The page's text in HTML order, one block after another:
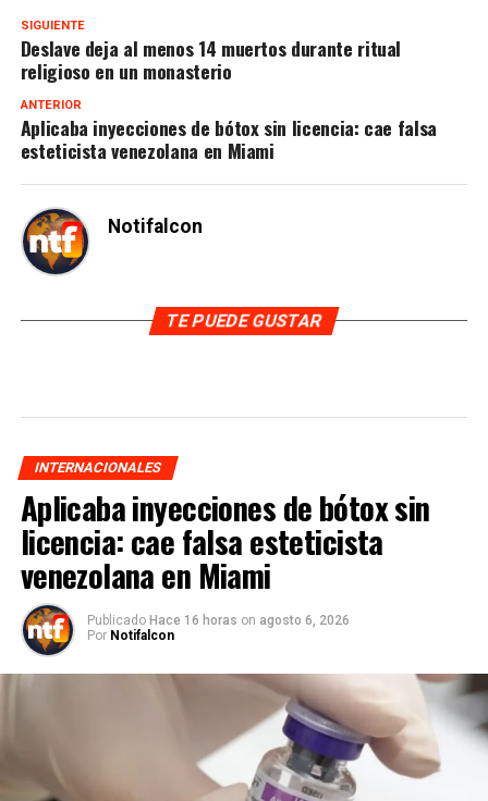
SIGUIENTE
Deslave deja al menos 14 muertos durante ritual
religioso en un monasterio
ANTERIOR
Aplicaba inyecciones de bótox sin licencia: cae falsa
esteticista venezolana en Miami
Notifalcon
TE PUEDE GUSTAR
INTERNACIONALES
Aplicaba inyecciones de bótox sin
licencia: cae falsa esteticista
venezolana en Miami
Publicado Hace 16 horas on agosto 6, 2026
Por Notifalcon